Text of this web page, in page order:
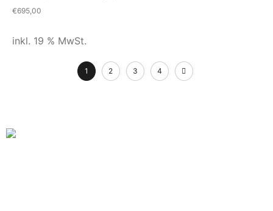
€695,00
inkl. 19 % MwSt.
1 2 3 4